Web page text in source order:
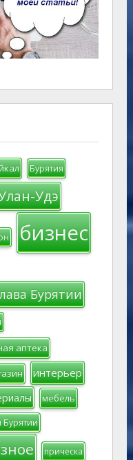
Бурятия
Удэ
бизнес
Бурятии
аптека
интерьер
мебель
Бурятии
прическа